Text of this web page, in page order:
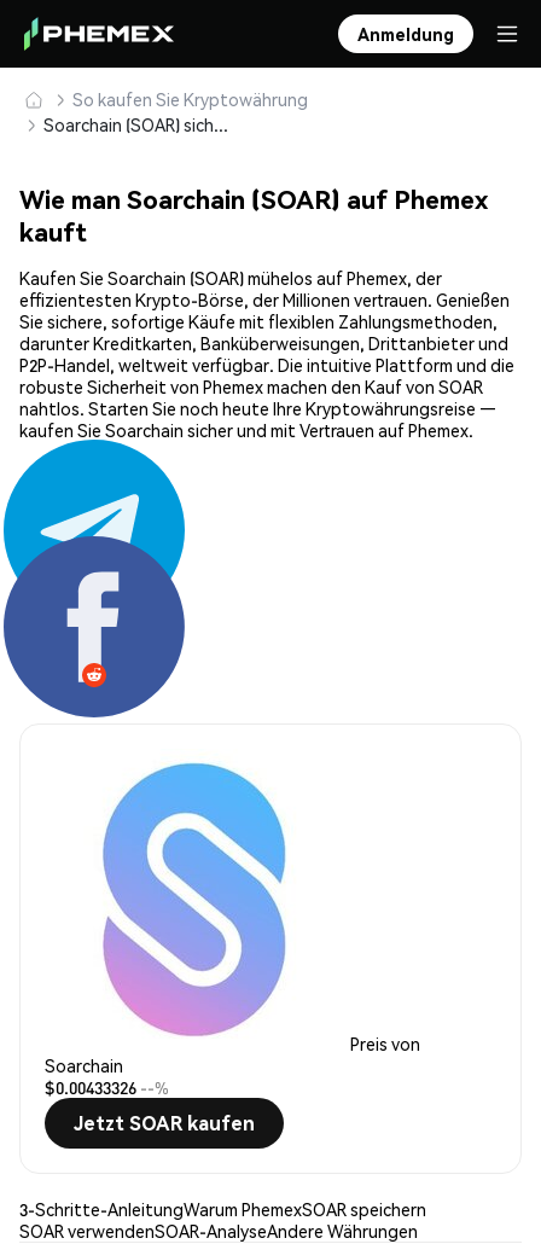
Anmeldung
So kaufen Sie Kryptowährung
Soarchain (SOAR) sicher kaufen und speichern
Wie man Soarchain (SOAR) auf Phemex
kauft
Kaufen Sie Soarchain (SOAR) mühelos auf Phemex, der
effizientesten Krypto-Börse, der Millionen vertrauen. Genießen
Sie sichere, sofortige Käufe mit flexiblen Zahlungsmethoden,
darunter Kreditkarten, Banküberweisungen, Drittanbieter und
P2P-Handel, weltweit verfügbar. Die intuitive Plattform und die
robuste Sicherheit von Phemex machen den Kauf von SOAR
nahtlos. Starten Sie noch heute Ihre Kryptowährungsreise —
kaufen Sie Soarchain sicher und mit Vertrauen auf Phemex.
Teilen:
Preis von
Soarchain
$0.00433326 --%
Jetzt SOAR kaufen
3-Schritte-AnleitungWarum PhemexSOAR speichern
SOAR verwendenSOAR-AnalyseAndere Währungen